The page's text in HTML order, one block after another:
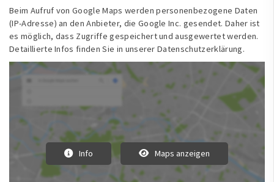
Beim Aufruf von Google Maps werden personenbezogene Daten
(IP-Adresse) an den Anbieter, die Google Inc. gesendet. Daher ist
es möglich, dass Zugriffe gespeichert und ausgewertet werden.
Detaillierte Infos finden Sie in unserer Datenschutzerklärung.
Info Maps anzeigen